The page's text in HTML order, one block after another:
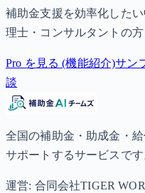
補助金支援を効率化した
理士・コンサルタントの方
Pro を見る (機能紹介)サン
談
全国の補助金・助成金・
サポートするサービスです
運営: 合同会社TIGER